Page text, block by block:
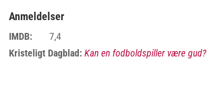
Anmeldelser
IMDB:
7,4
Kristeligt Dagblad: Kan en fodboldspiller være gud?